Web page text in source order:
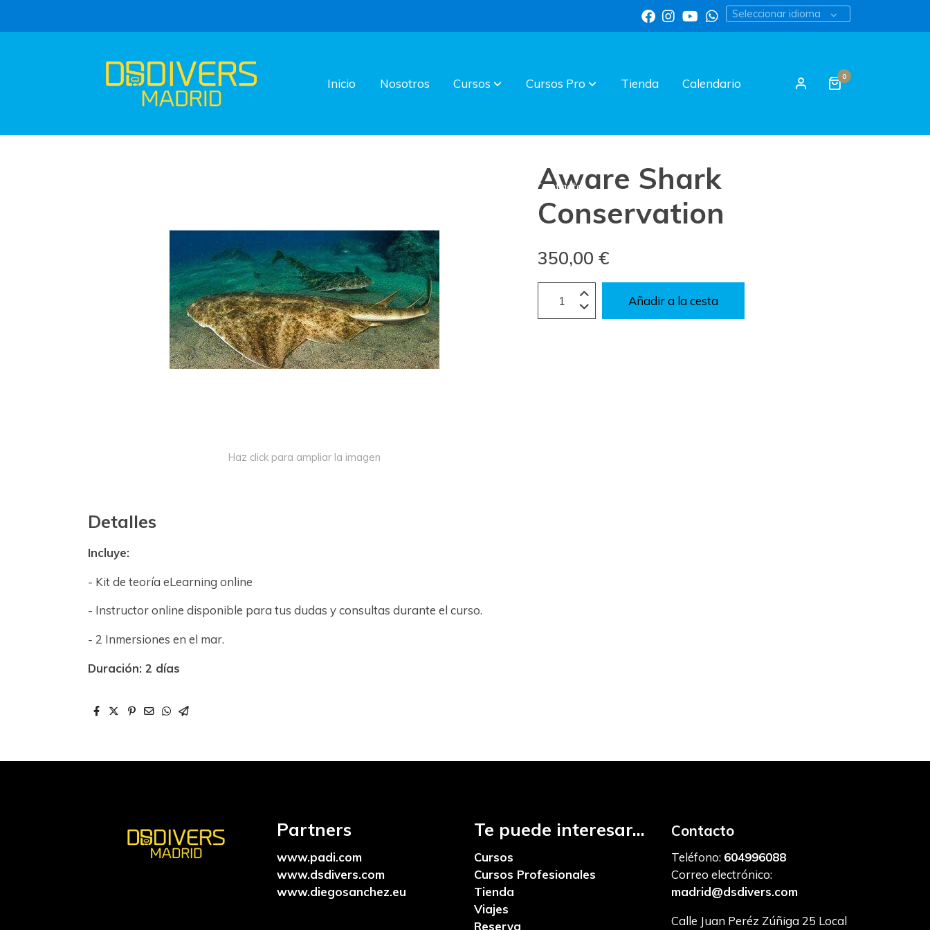
Seleccionar idioma
Inicio Nosotros Cursos Cursos Pro Tienda Calendario
Contacto
0
Haz click para ampliar la imagen
Detalles
Incluye:
- Kit de teoría eLearning online
- Instructor online disponible para tus dudas y consultas durante el curso.
- 2 Inmersiones en el mar.
Duración: 2 días
Aware Shark
Conservation
350,00 €
Añadir a la cesta
Partners
www.padi.com
www.dsdivers.com
www.diegosanchez.eu
Te puede interesar...
Cursos
Cursos Profesionales
Tienda
Viajes
Reserva
Contacto
Teléfono: 604996088
Correo electrónico:
madrid@dsdivers.com
Calle Juan Peréz Zúñiga 25 Local